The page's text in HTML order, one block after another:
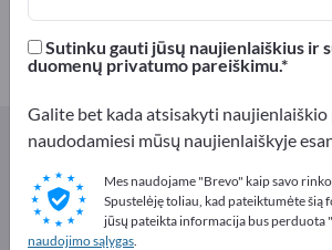
3
Exportpages Maistas ir gėrimai
Reklamuokitės
Exportpages!
Sutinku gauti jūsų naujienlaiškius ir
duomenų privatumo pareiškimu.
Galite bet kada atsisakyti
naudodamiesi mūsų naujienlaiškyje
Mes naudojame "Brevo" kaip savo
Spustelėję toliau, kad pateiktumėte šią
jūsų pateikta informacija bus perduota
naudojimo sąlygas.